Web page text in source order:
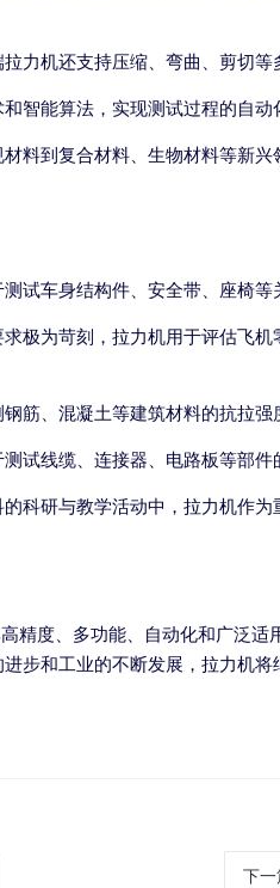
力机还支持压缩、弯曲、剪切等
智能算法，实现测试过程的自动
料到复合材料、生物材料等新
试车身结构件、安全带、座椅等
极为苛刻，拉力机用于评估飞
筋、混凝土等建筑材料的抗拉强
试线缆、连接器、电路板等部件
科研与教学活动中，拉力机作
精度、多功能、自动化和广泛
步和工业的不断发展，拉力机
下